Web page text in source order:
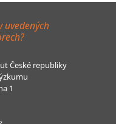
uvedených
České republiky
1